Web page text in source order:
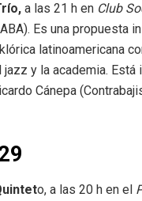
a las 21 h en Club
Es una propuesta
latinoamericana
y la academia. Está
Cánepa
o, a las 20 h en el